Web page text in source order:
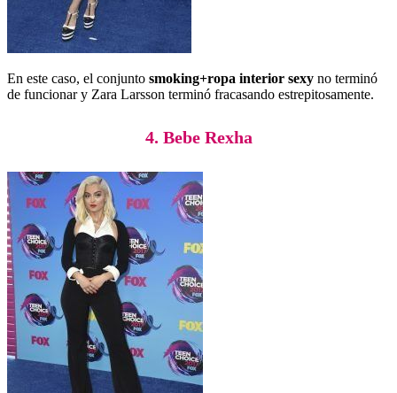
En este caso, el conjunto smoking+ropa interior sexy no terminó
de funcionar y Zara Larsson terminó fracasando estrepitosamente.
4. Bebe Rexha